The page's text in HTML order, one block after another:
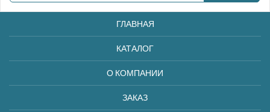
ГЛАВНАЯ
КАТАЛОГ
О КОМПАНИИ
ЗАКАЗ